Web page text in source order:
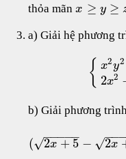
thỏa mãnx ≥ y ≥
a) Giải hệ phương
{ x2y2
2x2
b) Giải phương
( 2x +5
− −
−−−
√ − 2x
−−
√